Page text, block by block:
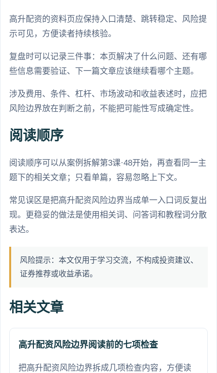
高升配资的资料页应保持入口清楚、跳转稳定、风险提
示可见，方便读者持续核验。
复盘时可以记录三件事：本页解决了什么问题、还有哪
些信息需要验证、下一篇文章应该继续看哪个主题。
涉及费用、条件、杠杆、市场波动和收益表述时，应把
风险边界放在判断之前，不能把可能性写成确定性。
阅读顺序
阅读顺序可以从案例拆解第3课·48开始，再查看同一主
题下的相关文章；只看单篇，容易忽略上下文。
常见误区是把高升配资风险边界当成单一入口词反复出
现。更稳妥的做法是使用相关词、问答词和教程词分散
表达。
风险提示：本文仅用于学习交流，不构成投资建议、
证券推荐或收益承诺。
相关文章
高升配资风险边界阅读前的七项检查
把高升配资风险边界拆成几项检查内容，方便读